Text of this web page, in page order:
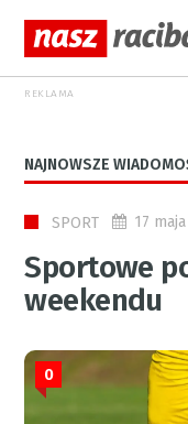
REKLAMA
NAJNOWSZE
SPORT 17
Sportowe
weekendu
0